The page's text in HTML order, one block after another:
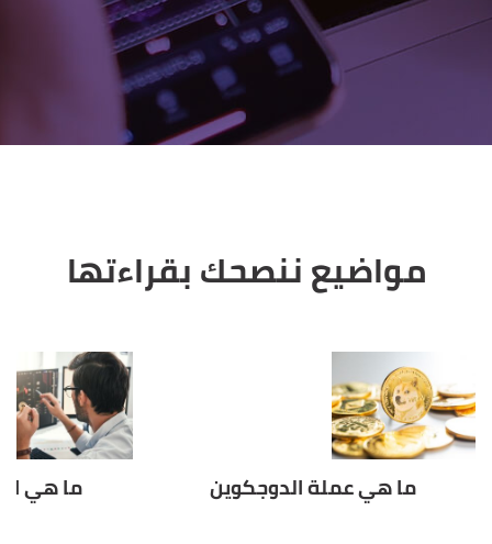
مواضيع ننصحك بقراءتها
ما هي عملة الدوجكوين ما هي